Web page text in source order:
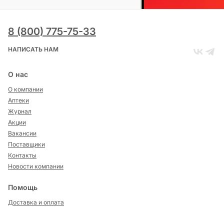
8 (800) 775-75-33
НАПИСАТЬ НАМ
О нас
О компании
Аптеки
Журнал
Акции
Вакансии
Поставщики
Контакты
Новости компании
Помощь
Доставка и оплата